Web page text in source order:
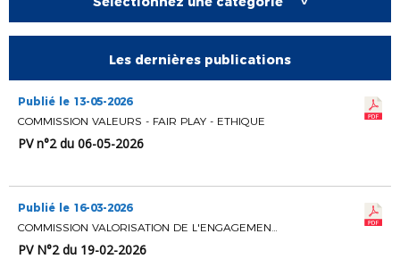
>
Les dernières publications
Publié le 13-05-2026
COMMISSION VALEURS - FAIR PLAY - ETHIQUE
PV n°2 du 06-05-2026
Publié le 16-03-2026
COMMISSION VALORISATION DE L'ENGAGEMENT BENEVOLE
PV N°2 du 19-02-2026